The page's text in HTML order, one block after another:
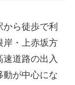
ら徒歩で利
岸・上赤坂方
道路の出入
動が中心にな